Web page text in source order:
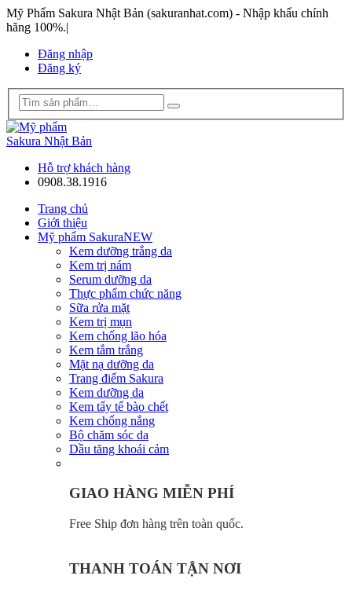
Mỹ Phẩm Sakura Nhật Bản (sakuranhat.com) - Nhập khẩu chính
hãng 100%.|
Đăng nhập
Đăng ký
Hỗ trợ khách hàng
0908.38.1916
Trang chủ
Giới thiệu
Mỹ phẩm SakuraNEW
Kem dưỡng trắng da
Kem trị nám
Serum dưỡng da
Thực phẩm chức năng
Sữa rửa mặt
Kem trị mụn
Kem chống lão hóa
Kem tắm trắng
Mặt nạ dưỡng da
Trang điểm Sakura
Kem dưỡng da
Kem tẩy tế bào chết
Kem chống nắng
Bộ chăm sóc da
Dầu tăng khoái cảm
GIAO HÀNG MIỄN PHÍ
Free Ship đơn hàng trên toàn quốc.
THANH TOÁN TẬN NƠI